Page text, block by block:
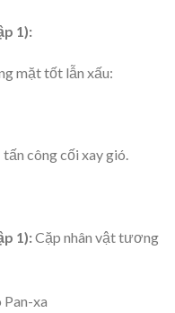
1):
mặt tốt lẫn xấu:
công cối xay gió.
1):Cặp nhân vật tương
xa